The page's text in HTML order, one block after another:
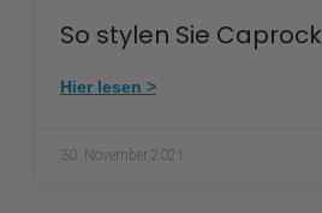
So stylen Sie Caprock
Hier lesen >
30. November 2021